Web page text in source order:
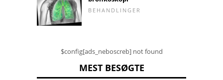
BEHANDLINGER
$config[ads_neboscreb] not found
MEST BESØGTE